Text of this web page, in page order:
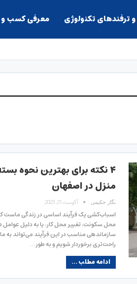
و ترفندهای تکنولوژی معرفی کسب و
۴ نکته برای بهترین نحوه
منزل در اصفهان
نگار حکیمی آگوست 21, 2023
اسباب‌کشی یک فرآیند اساسی در زندگی ماست
محل سکونت، تغییر محل کار، یا به دلیل عوامل
سازماندهی مناسب در این فرآیند می‌تواند به
راحت‌تری برخوردار شویم و به طور…
ادامه مطلب ...